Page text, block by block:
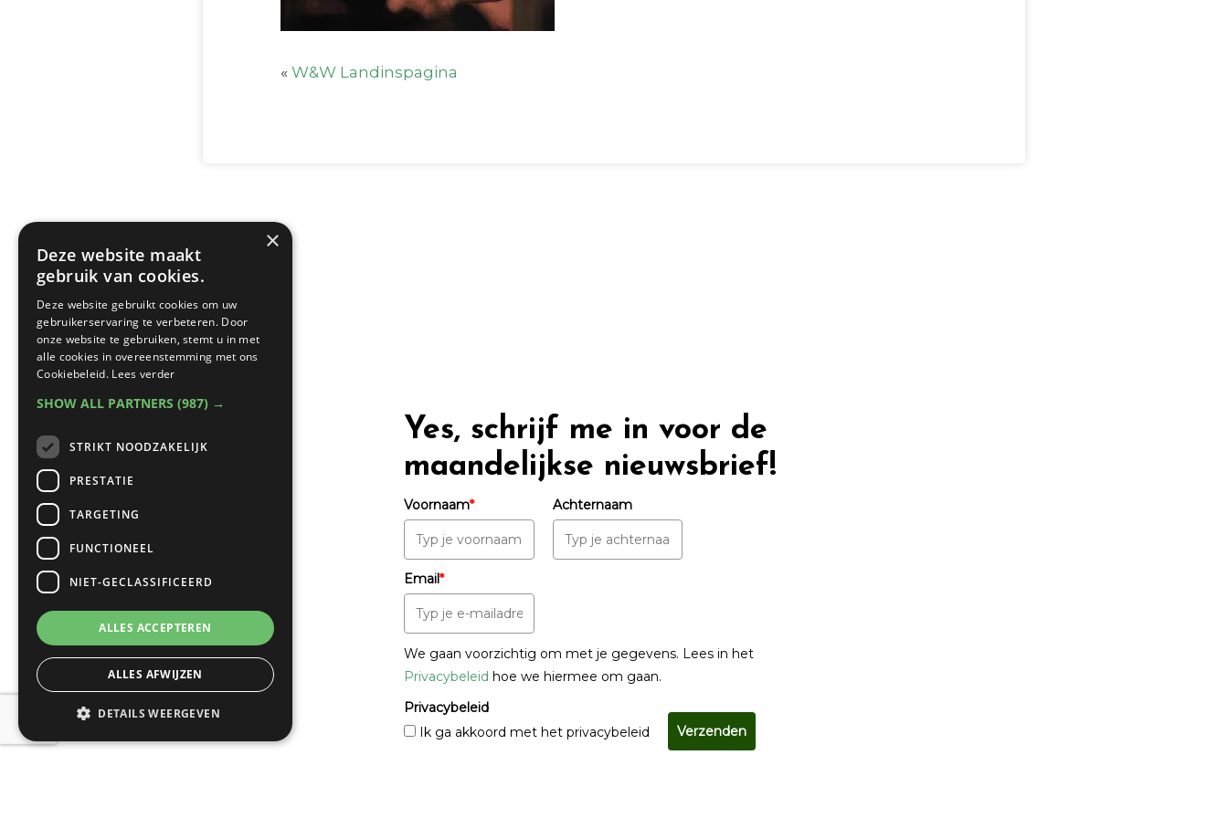
« W&W Landinspagina
Yes, schrijf me in voor de
maandelijkse nieuwsbrief!
Voornaam* Achternaam
Email*
We gaan voorzichtig om met je gegevens. Lees in het
Privacybeleid hoe we hiermee om gaan.
Privacybeleid
Ik ga akkoord met het privacybeleid
Verzenden
×
Deze website maakt
gebruik van cookies.
Deze website gebruikt cookies om uw
gebruikerservaring te verbeteren. Door
onze website te gebruiken, stemt u in met
alle cookies in overeenstemming met ons
Cookiebeleid. Lees verder
SHOW ALL PARTNERS (987) →
STRIKT NOODZAKELIJK
PRESTATIE
TARGETING
FUNCTIONEEL
NIET-GECLASSIFICEERD
ALLES ACCEPTEREN
ALLES AFWIJZEN
DETAILS WEERGEVEN